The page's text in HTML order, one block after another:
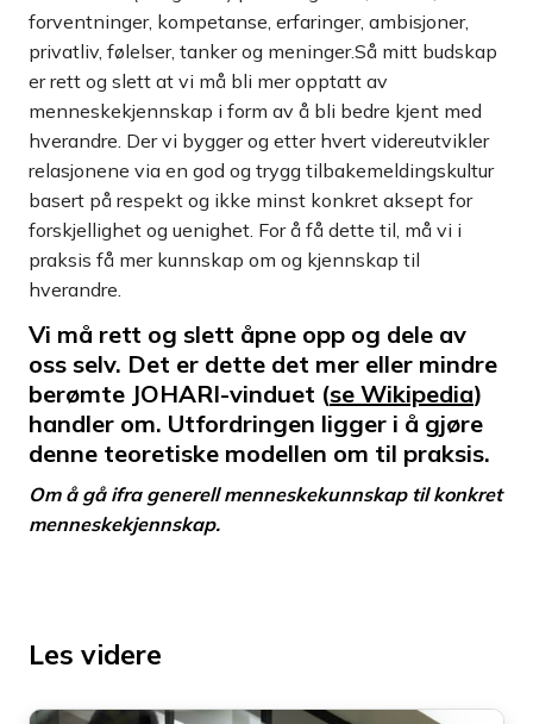
forventninger, kompetanse, erfaringer, ambisjoner,
privatliv, følelser, tanker og meninger.Så mitt budskap
er rett og slett at vi må bli mer opptatt av
menneskekjennskap i form av å bli bedre kjent med
hverandre. Der vi bygger og etter hvert videreutvikler
relasjonene via en god og trygg tilbakemeldingskultur
basert på respekt og ikke minst konkret aksept for
forskjellighet og uenighet. For å få dette til, må vi i
praksis få mer kunnskap om og kjennskap til
hverandre.
Vi må rett og slett åpne opp og dele av
oss selv. Det er dette det mer eller mindre
berømte JOHARI-vinduet (se Wikipedia)
handler om. Utfordringen ligger i å gjøre
denne teoretiske modellen om til praksis.
Om å gå ifra generell menneskekunnskap til konkret
menneskekjennskap.
Les videre